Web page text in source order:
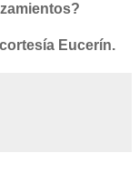
Eucerín.